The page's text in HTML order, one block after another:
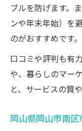
新生活ス
プロの技
ブルを防げます。
ンや年末年始）を
のがおすすめです。
口コミや評判も有
や、暮らしのマー
と、サービスの質
岡山県岡山市南